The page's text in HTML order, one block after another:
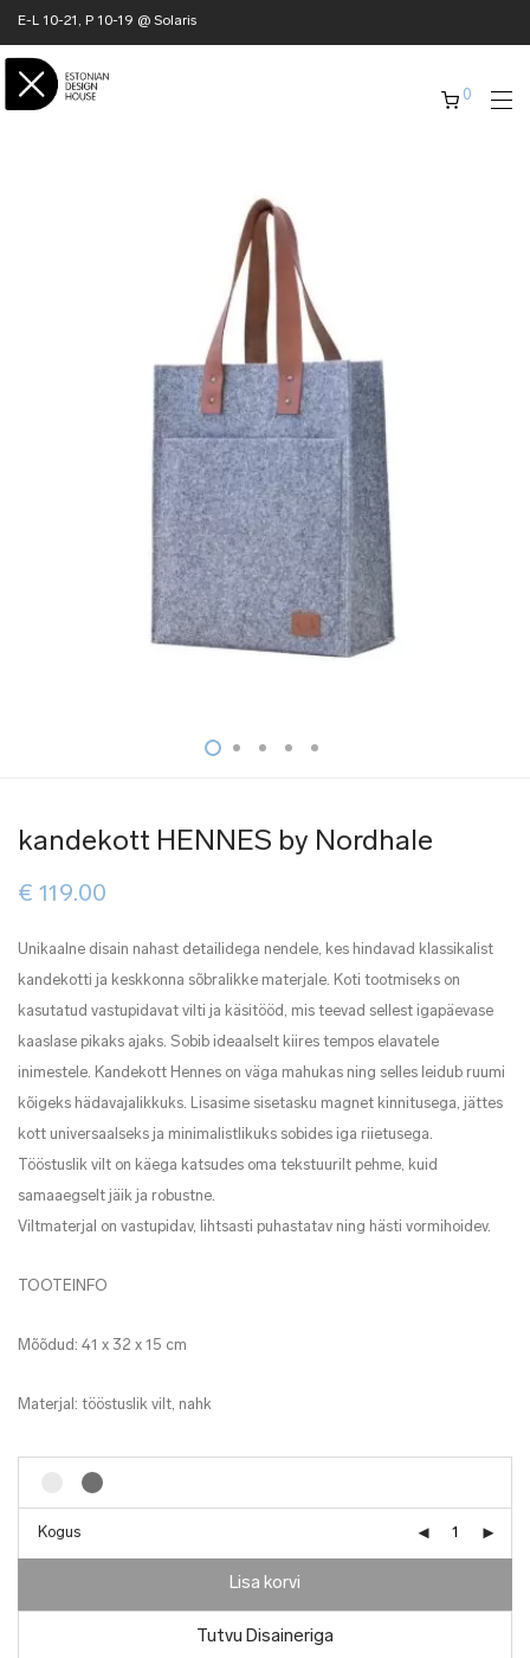
E-L 10-21, P 10-19 @ Solaris
0
kandekott HENNES by Nordhale
€ 119.00
Unikaalne disain nahast detailidega nendele, kes hindavad klassikalist
kandekotti ja keskkonna sõbralikke materjale. Koti tootmiseks on
kasutatud vastupidavat vilti ja käsitööd, mis teevad sellest igapäevase
kaaslase pikaks ajaks. Sobib ideaalselt kiires tempos elavatele
inimestele. Kandekott Hennes on väga mahukas ning selles leidub ruumi
kõigeks hädavajalikkuks. Lisasime sisetasku magnet kinnitusega, jättes
kott universaalseks ja minimalistlikuks sobides iga riietusega.
Tööstuslik vilt on käega katsudes oma tekstuurilt pehme, kuid
samaaegselt jäik ja robustne.
Viltmaterjal on vastupidav, lihtsasti puhastatav ning hästi vormihoidev.
TOOTEINFO
Mõõdud: 41 x 32 x 15 cm
Materjal: tööstuslik vilt, nahk
Kogus
Lisa korvi
Tutvu Disaineriga